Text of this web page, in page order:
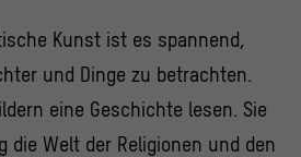
Kunst ist es spannend,
und Dinge zu betrachten.
eine Geschichte lesen. Sie
die Welt der Religionen und den